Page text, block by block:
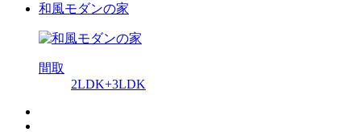
和風モダンの家
間取
2LDK+3LDK